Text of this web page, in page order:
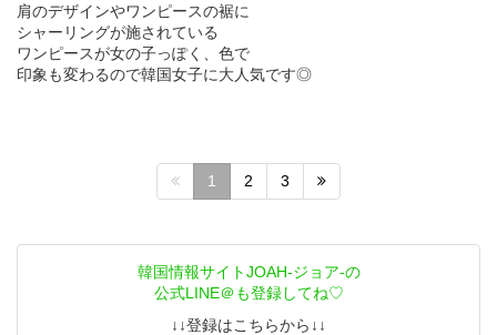
肩のデザインやワンピースの裾に
シャーリングが施されている
ワンピースが女の子っぽく、色で
印象も変わるので韓国女子に大人気です◎
1 2 3
韓国情報サイトJOAH-ジョア-の
公式LINE＠も登録してね♡
↓↓登録はこちらから↓↓